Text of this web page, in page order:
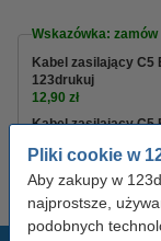
Pliki cookie w
Aby zakupy w
najprostsze,
podobnych
Wskazówka:
Kabel zasilający C5
123drukuj
12,90 zł
Kabel zasilający C5
8,90 zł